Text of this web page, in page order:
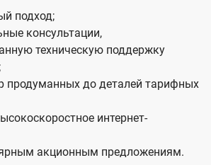
подход;
консультации,
техническую поддержку
продуманных до деталей тарифных
интернет-
акционным предложениям.